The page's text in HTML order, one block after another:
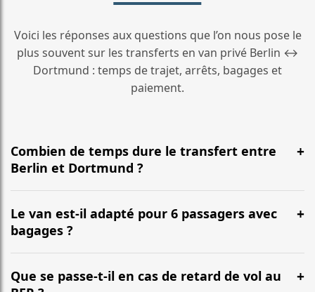
Voici les réponses aux questions que l’on nous pose le
plus souvent sur les transferts en van privé Berlin ↔
Dortmund : temps de trajet, arrêts, bagages et
paiement.
Combien de temps dure le transfert entre
Berlin et Dortmund ?
En général, la durée est d’environ 5 Std. 10 Min. pour
une distance d’environ 489 km. L’itinéraire emprunte le
plus souvent l’autoroute et peut varier selon le trafic.
Le van est-il adapté pour 6 passagers avec
bagages ?
Oui. Nos vans (Mercedes Classe V, VW Multivan) sont
conçus pour accueillir confortablement jusqu’à 6
passagers, avec une capacité habituelle de 6 à 7
Que se passe-t-il en cas de retard de vol au